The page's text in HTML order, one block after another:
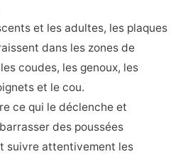
et les adultes, les plaques
dans les zones de
coudes, les genoux, les
et le cou.
ce qui le déclenche et
des poussées
suivre attentivement les